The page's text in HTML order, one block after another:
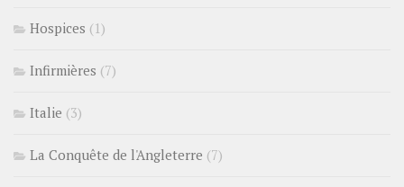
Hospices (1)
Infirmières (7)
Italie (3)
La Conquête de l'Angleterre (7)